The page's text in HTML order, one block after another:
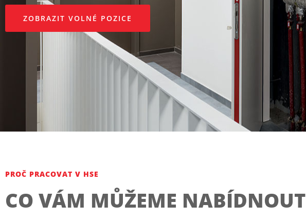
ZOBRAZIT VOLNÉ POZICE
PROČ PRACOVAT V HSE
CO VÁM MŮŽEME NABÍDNOUT